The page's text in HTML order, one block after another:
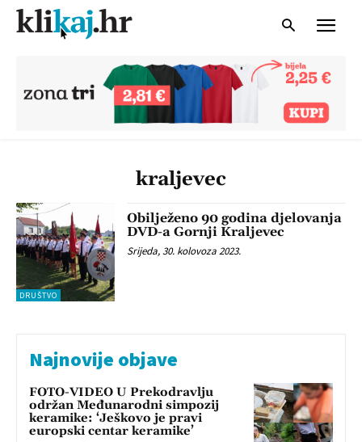
kraljevec
DRUŠTVO
Obilježeno 90 godina djelovanja
DVD-a Gornji Kraljevec
Srijeda, 30. kolovoza 2023.
Najnovije objave
FOTO-VIDEO U Prekodravlju
održan Međunarodni simpozij
keramike: ‘Ješkovo je pravi
europski centar keramike’